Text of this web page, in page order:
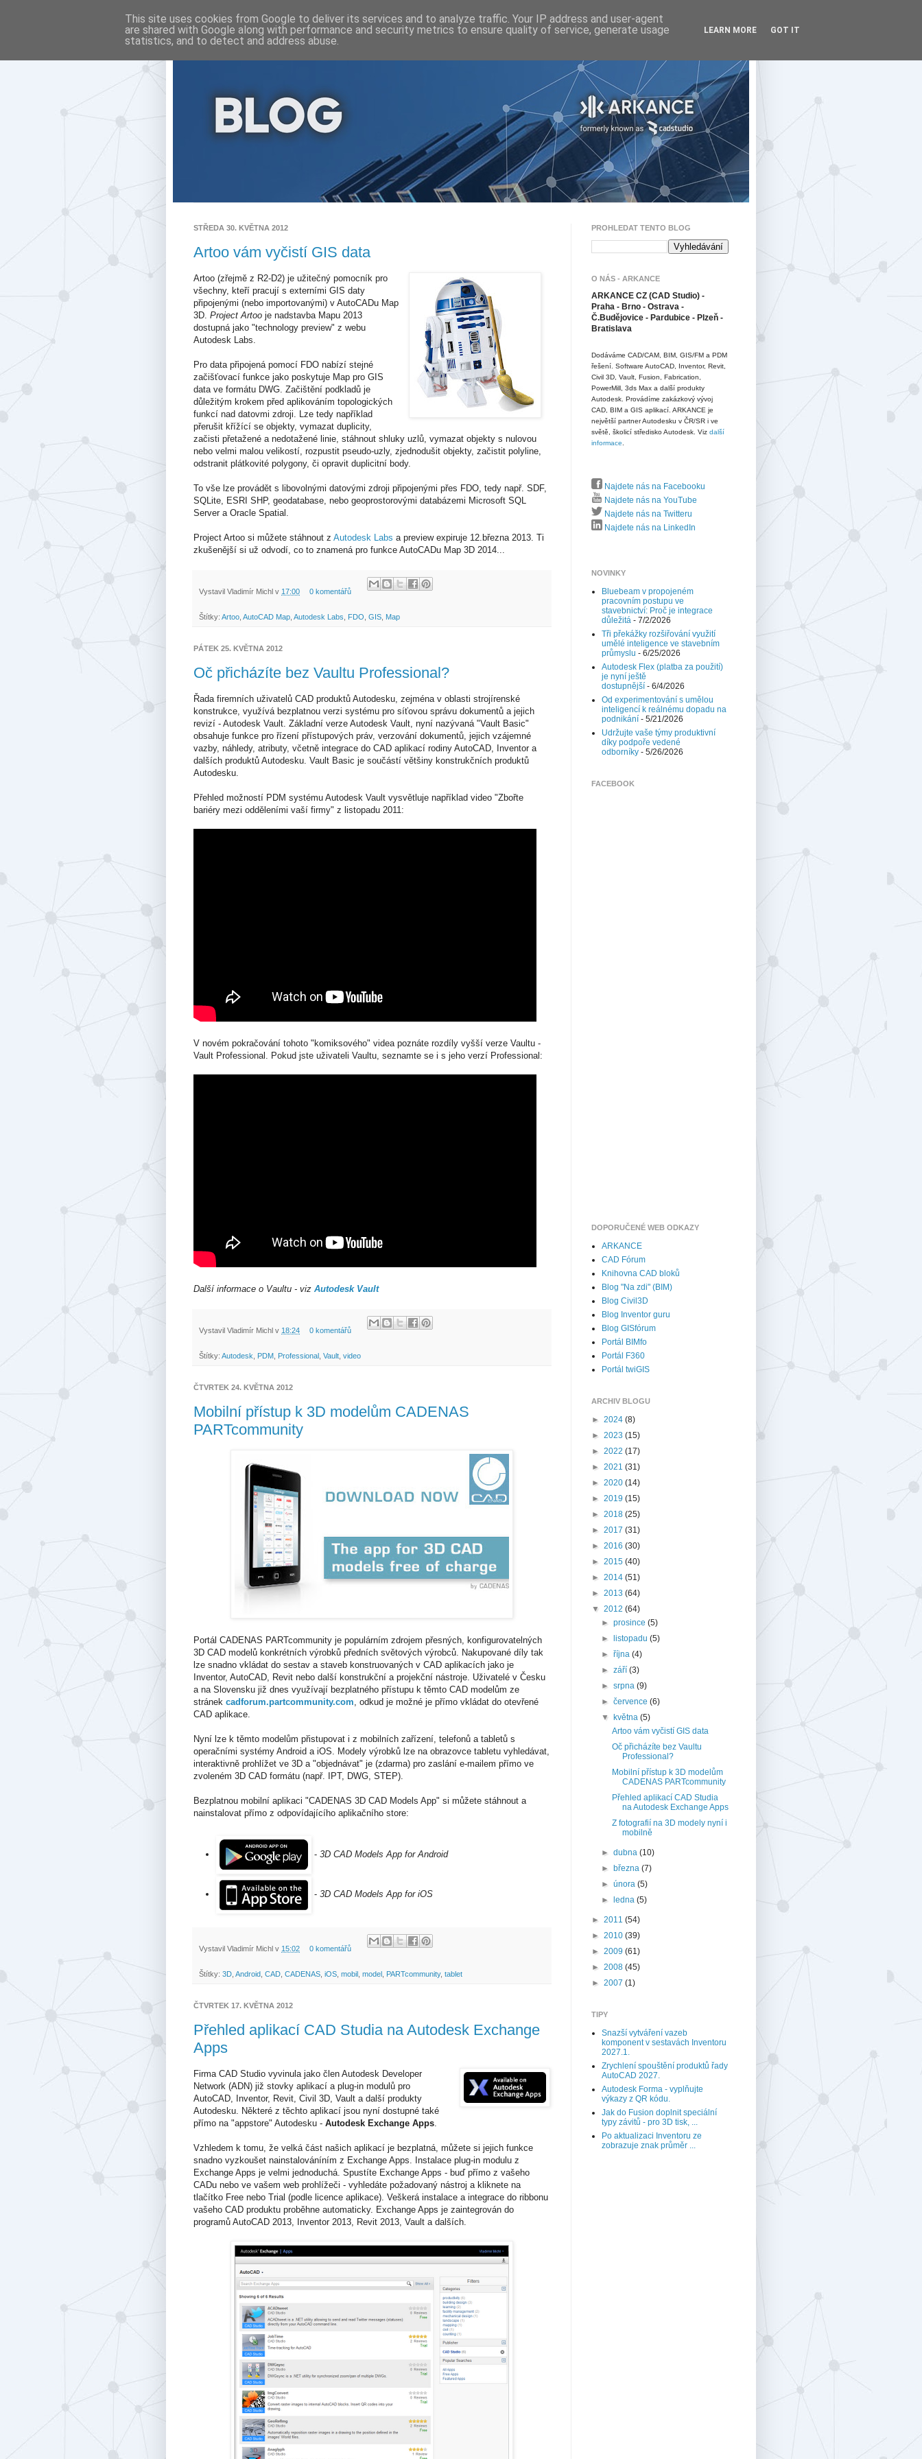
STŘEDA 30. KVĚTNA 2012
Artoo vám vyčistí GIS data
Artoo (zřejmě z R2-D2) je užitečný pomocník pro
všechny, kteří pracují s externími GIS daty
připojenými (nebo importovanými) v AutoCADu Map
3D. Project Artoo je nadstavba Mapu 2013
dostupná jako "technology preview" z webu
Autodesk Labs.
Pro data připojená pomocí FDO nabízí stejné
začišťovací funkce jako poskytuje Map pro GIS
data ve formátu DWG. Začištění podkladů je
důležitým krokem před aplikováním topologických
funkcí nad datovmi zdroji. Lze tedy například
přerušit křížící se objekty, vymazat duplicity,
začisti přetažené a nedotažené linie, stáhnout shluky uzlů, vymazat objekty s nulovou
nebo velmi malou velikostí, rozpustit pseudo-uzly, zjednodušit objekty, začistit polyline,
odstranit plátkovité polygony, či opravit duplicitní body.
To vše lze provádět s libovolnými datovými zdroji připojenými přes FDO, tedy např. SDF,
SQLite, ESRI SHP, geodatabase, nebo geoprostorovými databázemi Microsoft SQL
Server a Oracle Spatial.
Project Artoo si můžete stáhnout z Autodesk Labs a preview expiruje 12.března 2013. Ti
zkušenější si už odvodí, co to znamená pro funkce AutoCADu Map 3D 2014...
Vystavil Vladimír Michl v 17:00 0 komentářů
Štítky: Artoo AutoCAD Map Autodesk Labs FDO GIS Map
PÁTEK 25. KVĚTNA 2012
Oč přicházíte bez Vaultu Professional?
Řada firemních uživatelů CAD produktů Autodesku, zejména v oblasti strojírenské
konstrukce, využívá bezplatnou verzi systému pro síťovou správu dokumentů a jejich
revizí - Autodesk Vault. Základní verze Autodesk Vault, nyní nazývaná "Vault Basic"
obsahuje funkce pro řízení přístupových práv, verzování dokumentů, jejich vzájemné
vazby, náhledy, atributy, včetně integrace do CAD aplikací rodiny AutoCAD, Inventor a
dalších produktů Autodesku. Vault Basic je součástí většiny konstrukčních produktů
Autodesku.
Přehled možností PDM systému Autodesk Vault vysvětluje například video "Zbořte
bariéry mezi odděleními vaší firmy" z listopadu 2011:
V novém pokračování tohoto "komiksového" videa poznáte rozdíly vyšší verze Vaultu -
Vault Professional. Pokud jste uživateli Vaultu, seznamte se i s jeho verzí Professional:
Další informace o Vaultu - viz Autodesk Vault
Vystavil Vladimír Michl v 18:24 0 komentářů
Štítky: Autodesk PDM Professional Vault video
ČTVRTEK 24. KVĚTNA 2012
Mobilní přístup k 3D modelům CADENAS
PARTcommunity
Portál CADENAS PARTcommunity je populárním zdrojem přesných, konfigurovatelných
3D CAD modelů konkrétních výrobků předních světových výrobců. Nakupované díly tak
lze snadno vkládat do sestav a staveb konstruovaných v CAD aplikacích jako je
Inventor, AutoCAD, Revit nebo další konstrukční a projekční nástroje. Uživatelé v Česku
a na Slovensku již dnes využívají bezplatného přístupu k těmto CAD modelům ze
stránek cadforum.partcommunity.com , odkud je možné je přímo vkládat do otevřené
CAD aplikace.
Nyní lze k těmto modelům přistupovat i z mobilních zařízení, telefonů a tabletů s
operačními systémy Android a iOS. Modely výrobků lze na obrazovce tabletu vyhledávat,
interaktivně prohlížet ve 3D a "objednávat" je (zdarma) pro zaslání e-mailem přímo ve
zvoleném 3D CAD formátu (např. IPT, DWG, STEP).
Bezplatnou mobilní aplikaci "CADENAS 3D CAD Models App" si můžete stáhnout a
nainstalovat přímo z odpovídajícího aplikačního store:
- 3D CAD Models App for Android
- 3D CAD Models App for iOS
Vystavil Vladimír Michl v 15:02 0 komentářů
Štítky: 3D Android CAD CADENAS iOS mobil model PARTcommunity, tablet
ČTVRTEK 17. KVĚTNA 2012
Přehled aplikací CAD Studia na Autodesk Exchange
Apps
Firma CAD Studio vyvinula jako člen Autodesk Developer
Network (ADN) již stovky aplikací a plug-in modulů pro
AutoCAD, Inventor, Revit, Civil 3D, Vault a další produkty
Autodesku. Některé z těchto aplikací jsou nyní dostupné také
přímo na "appstore" Autodesku - Autodesk Exchange Apps
Vzhledem k tomu, že velká část našich aplikací je bezplatná, můžete si jejich funkce
snadno vyzkoušet nainstalováníním z Exchange Apps. Instalace plug-in modulu z
Exchange Apps je velmi jednoduchá. Spustíte Exchange Apps - buď přímo z vašeho
CADu nebo ve vašem web prohlížeči - vyhledáte požadovaný nástroj a kliknete na
tlačítko Free nebo Trial (podle licence aplikace). Veškerá instalace a integrace do ribbonu
vašeho CAD produktu proběhne automaticky. Exchange Apps je zaintegrován do
programů AutoCAD 2013, Inventor 2013, Revit 2013, Vault a dalších.
PROHLEDAT TENTO BLOG
O NÁS - ARKANCE
ARKANCE CZ (CAD Studio) -
Praha - Brno - Ostrava -
Č.Budějovice - Pardubice - Plzeň -
Bratislava
Dodáváme CAD/CAM, BIM, GIS/FM a PDM
řešení. Software AutoCAD, Inventor, Revit,
Civil 3D, Vault, Fusion, Fabrication,
PowerMill, 3ds Max a další produkty
Autodesk. Provádíme zakázkový vývoj
CAD, BIM a GIS aplikací. ARKANCE je
největší partner Autodesku v ČR/SR i ve
světě, školicí středisko Autodesk. Viz další
informace
Najdete nás na Facebooku
Najdete nás na YouTube
Najdete nás na Twitteru
Najdete nás na LinkedIn
NOVINKY
Bluebeam v propojeném
pracovním postupu ve
stavebnictví: Proč je integrace
důležitá - 7/2/2026
Tři překážky rozšiřování využití
umělé inteligence ve stavebním
průmyslu - 6/25/2026
Autodesk Flex (platba za použití)
je nyní ještě
dostupnější - 6/4/2026
Od experimentování s umělou
inteligencí k reálnému dopadu na
podnikání - 5/21/2026
Udržujte vaše týmy produktivní
díky podpoře vedené
odborníky - 5/26/2026
FACEBOOK
DOPORUČENÉ WEB ODKAZY
ARKANCE
CAD Fórum
Knihovna CAD bloků
Blog "Na zdi" (BIM)
Blog Civil3D
Blog Inventor guru
Blog GISfórum
Portál BIMfo
Portál F360
Portál twiGIS
ARCHIV BLOGU
► 2024 (8)
► 2023 (15)
► 2022 (17)
► 2021 (31)
► 2020 (14)
► 2019 (15)
► 2018 (25)
► 2017 (31)
► 2016 (30)
► 2015 (40)
► 2014 (51)
► 2013 (64)
▼ 2012 (64)
►prosince(5)
►
listopadu(5)
►října(4)
►září(3)
►srpna(9)
►července(6)
▼
května(5)
Artoo vám vyčistí GIS data
Oč přicházíte bez Vaultu
Professional?
Mobilní přístup k 3D modelům
CADENAS PARTcommunity
Přehled aplikací CAD Studia
na Autodesk Exchange Apps
Z fotografií na 3D modely nyní i
mobilně
►dubna(10)
► března(7)
►února(5)
►
ledna(5)
► 2011 (54)
► 2010 (39)
► 2009 (61)
► 2008 (45)
► 2007 (1)
TIPY
Snazší vytváření vazeb
komponent v sestavách Inventoru
2027.1.
Zrychlení spouštění produktů řady
AutoCAD 2027.
Autodesk Forma - vyplňujte
výkazy z QR kódu.
Jak do Fusion doplnit speciální
typy závitů - pro 3D tisk, ...
Po aktualizaci Inventoru ze
zobrazuje znak průměr ...
This site uses cookies from Google to deliver its services and to analyze traffic. Your IP address and user-agent
are shared with Google along with performance and security metrics to ensure quality of service, generate usage
statistics, and to detect and address abuse.
LEARN MORE GOT IT